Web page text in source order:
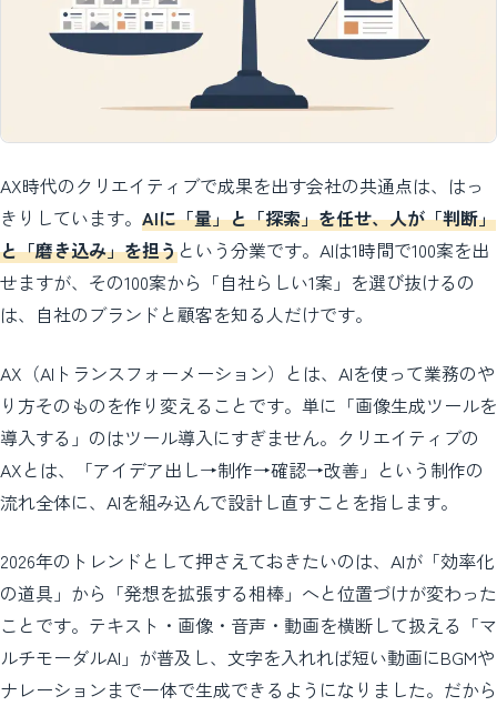
AX時代のクリエイティブで成果を出す会社の共通点は、はっ
きりしています。 AIに「量」と「探索」を任せ、人が「判断」
と「磨き込み」を担うという分業です。AIは1時間で100案を出
せますが、その100案から「自社らしい1案」を選び抜けるの
は、自社のブランドと顧客を知る人だけです。
AX（AIトランスフォーメーション）とは、AIを使って業務のや
り方そのものを作り変えることです。単に「画像生成ツールを
導入する」のはツール導入にすぎません。クリエイティブの
AXとは、「アイデア出し→制作→確認→改善」という制作の
流れ全体に、AIを組み込んで設計し直すことを指します。
2026年のトレンドとして押さえておきたいのは、AIが「効率化
の道具」から「発想を拡張する相棒」へと位置づけが変わった
ことです。テキスト・画像・音声・動画を横断して扱える「マ
ルチモーダルAI」が普及し、文字を入れれば短い動画にBGMや
ナレーションまで一体で生成できるようになりました。だから